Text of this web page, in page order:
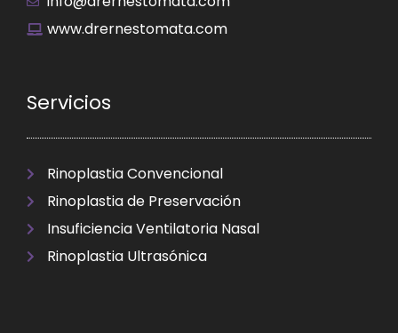
www.drernestomata.com
Servicios
Rinoplastia Convencional
Rinoplastia de Preservación
Insuficiencia Ventilatoria Nasal
Rinoplastia Ultrasónica